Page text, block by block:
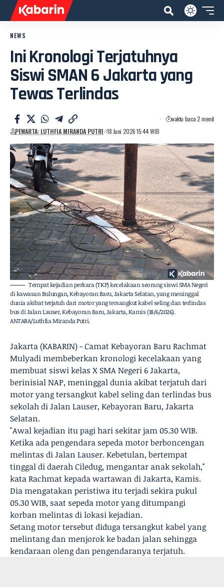
NEWS
Ini Kronologi Terjatuhnya
Siswi SMAN 6 Jakarta yang
Tewas Terlindas
PEWARTA: LUTHFIA MIRANDA PUTRI 18 Juni 2026 15:44 WIB
waktu baca 2 menit
Tempat kejadian perkara (TKP) kecelakaan seorang siswi SMA Negeri
di kawasan Bulungan, Kebayoran Baru, Jakarta Selatan, yang meninggal
dunia akibat terjatuh dari motor yang tersangkut kabel seling dan terlindas
bus di Jalan Lauser, Kebayoran Baru, Jakarta, Kamis (18/6/2026).
ANTARA/Luthfia Miranda Putri.
Jakarta (KABARIN) - Camat Kebayoran Baru Rachmat
Mulyadi membeberkan kronologi kecelakaan yang
membuat siswi kelas X SMA Negeri 6 Jakarta,
berinisial NAP, meninggal dunia akibat terjatuh dari
motor yang tersangkut kabel seling dan terlindas bus
sekolah di Jalan Lauser, Kebayoran Baru, Jakarta
Selatan.
"Awal kejadian itu pagi hari sekitar jam 05.30 WIB.
Ketika ada pengendara sepeda motor berboncengan
melintas di Jalan Lauser. Kebetulan, bertempat
tinggal di daerah Ciledug, mengantar anak sekolah,"
kata Rachmat kepada wartawan di Jakarta, Kamis.
Dia mengatakan peristiwa itu terjadi sekira pukul
05.30 WIB, saat sepeda motor yang ditumpangi
korban melintas di lokasi kejadian.
Setang motor tersebut diduga tersangkut kabel yang
melintang dan menjorok ke badan jalan sehingga
kendaraan oleng dan pengendaranya terjatuh.